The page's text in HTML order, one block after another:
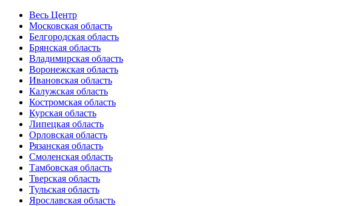
Весь Центр
Московская область
Белгородская область
Брянская область
Владимирская область
Воронежская область
Ивановская область
Калужская область
Костромская область
Курская область
Липецкая область
Орловская область
Рязанская область
Смоленская область
Тамбовская область
Тверская область
Тульская область
Ярославская область